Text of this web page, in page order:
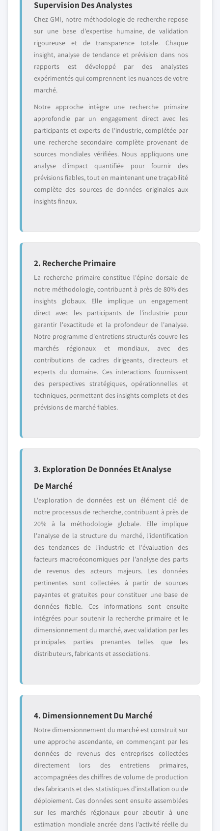
Supervision Des Analystes
Chez GMI, notre méthodologie de recherche repose
sur une base d'expertise humaine, de validation
rigoureuse et de transparence totale. Chaque
insight, analyse de tendance et prévision dans nos
rapports est développé par des analystes
expérimentés qui comprennent les nuances de votre
marché.
Notre approche intègre une recherche primaire
approfondie par un engagement direct avec les
participants et experts de l'industrie, complétée par
une recherche secondaire complète provenant de
sources mondiales vérifiées. Nous appliquons une
analyse d'impact quantifiée pour fournir des
prévisions fiables, tout en maintenant une traçabilité
complète des sources de données originales aux
insights finaux.
2. Recherche Primaire
La recherche primaire constitue l'épine dorsale de
notre méthodologie, contribuant à près de 80% des
insights globaux. Elle implique un engagement
direct avec les participants de l'industrie pour
garantir l'exactitude et la profondeur de l'analyse.
Notre programme d'entretiens structurés couvre les
marchés régionaux et mondiaux, avec des
contributions de cadres dirigeants, directeurs et
experts du domaine. Ces interactions fournissent
des perspectives stratégiques, opérationnelles et
techniques, permettant des insights complets et des
prévisions de marché fiables.
3. Exploration De Données Et Analyse
De Marché
L'exploration de données est un élément clé de
notre processus de recherche, contribuant à près de
20% à la méthodologie globale. Elle implique
l'analyse de la structure du marché, l'identification
des tendances de l'industrie et l'évaluation des
facteurs macroéconomiques par l'analyse des parts
de revenus des acteurs majeurs. Les données
pertinentes sont collectées à partir de sources
payantes et gratuites pour constituer une base de
données fiable. Ces informations sont ensuite
intégrées pour soutenir la recherche primaire et le
dimensionnement du marché, avec validation par les
principales parties prenantes telles que les
distributeurs, fabricants et associations.
4. Dimensionnement Du Marché
Notre dimensionnement du marché est construit sur
une approche ascendante, en commençant par les
données de revenus des entreprises collectées
directement lors des entretiens primaires,
accompagnées des chiffres de volume de production
des fabricants et des statistiques d'installation ou de
déploiement. Ces données sont ensuite assemblées
sur les marchés régionaux pour aboutir à une
estimation mondiale ancrée dans l'activité réelle du